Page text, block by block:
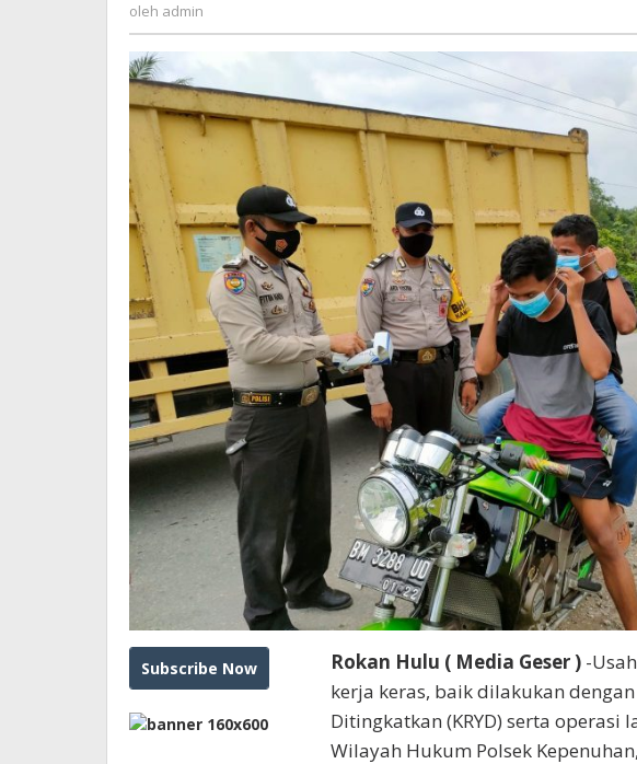
Dan
Isoman
oleh admin
Rokan Hulu ( Media Geser )-
kerja keras, baik dilakukan
Ditingkatkan (KRYD) serta operasi
Wilayah Hukum Polsek